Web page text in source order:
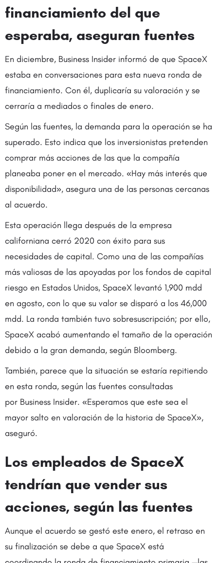
financiamiento del que
esperaba, aseguran fuentes
En diciembre, Business Insider informó de que SpaceX
estaba en conversaciones para esta nueva ronda de
financiamiento. Con él, duplicaría su valoración y se
cerraría a mediados o finales de enero.
Según las fuentes, la demanda para la operación se ha
superado. Esto indica que los inversionistas pretenden
comprar más acciones de las que la compañía
planeaba poner en el mercado. «Hay más interés que
disponibilidad», asegura una de las personas cercanas
al acuerdo.
Esta operación llega después de la empresa
californiana cerró 2020 con éxito para sus
necesidades de capital. Como una de las compañías
más valiosas de las apoyadas por los fondos de capital
riesgo en Estados Unidos, SpaceX levantó 1,900 mdd
en agosto, con lo que su valor se disparó a los 46,000
mdd. La ronda también tuvo sobresuscripción; por ello,
SpaceX acabó aumentando el tamaño de la operación
debido a la gran demanda, según Bloomberg.
También, parece que la situación se estaría repitiendo
en esta ronda, según las fuentes consultadas
por Business Insider. «Esperamos que este sea el
mayor salto en valoración de la historia de SpaceX»,
aseguró.
Los empleados de SpaceX
tendrían que vender sus
acciones, según las fuentes
Aunque el acuerdo se gestó este enero, el retraso en
su finalización se debe a que SpaceX está